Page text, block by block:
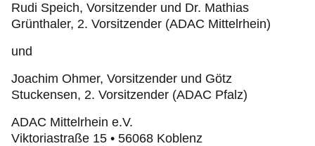
Rudi Speich, Vorsitzender und Dr. Mathias
Grünthaler, 2. Vorsitzender (ADAC Mittelrhein)
und
Joachim Ohmer, Vorsitzender und Götz
Stuckensen, 2. Vorsitzender (ADAC Pfalz)
ADAC Mittelrhein e.V.
Viktoriastraße 15 • 56068 Koblenz